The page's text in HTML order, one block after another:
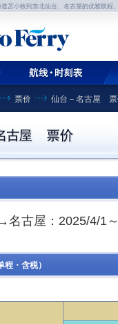
苫小牧到东北仙台、名古屋的优雅航程。
票价 仙台－名古屋
古屋：2025/4/1
程・含税）